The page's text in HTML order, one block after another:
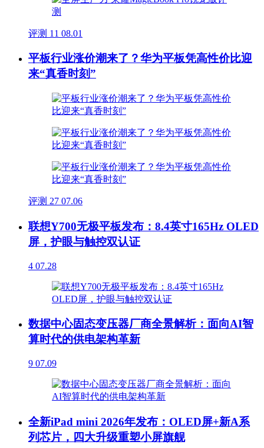
评测 11 08.01
平板行业涨价潮来了？华为平板凭高性价比迎
来“真香时刻”
评测 27 07.06
联想Y700无极平板发布：8.4英寸165Hz OLED
屏，护眼与触控双认证
4 07.28
数据中心固态变压器厂商全景解析：面向AI智
算时代的供电架构革新
9 07.09
全新iPad mini 2026年发布：OLED屏+新A系
列芯片，四大升级重塑小屏旗舰